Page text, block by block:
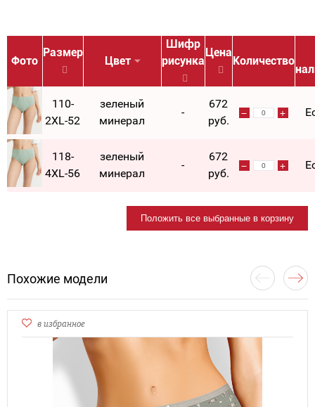
Фото
Размер
Цвет
Шифр
рисунка
Цена
Количество
110-
2XL-52
зеленый
минерал
-
672
руб.
118-
4XL-56
зеленый
минерал
-
672
руб.
Положить все выбранные в корзину
Похожие модели
в избранное